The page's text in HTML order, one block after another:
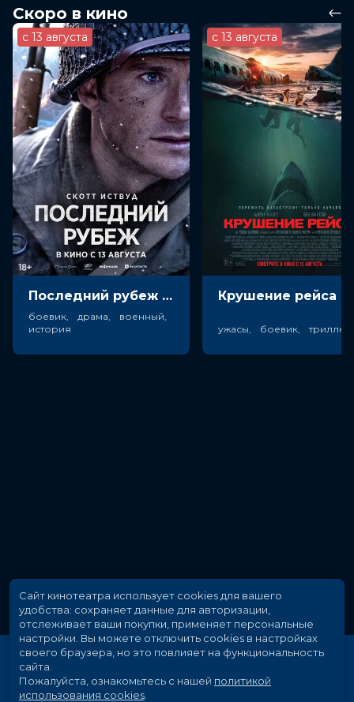
Скоро в кино
с 13 августа
Последний рубеж (18+)
боевик, драма, военный,
история
с 13 августа
ужасы, боевик, триллер
Сайт кинотеатра использует cookies для вашего
удобства: сохраняет данные для авторизации,
отслеживает ваши покупки, применяет персональные
настройки. Вы можете отключить cookies в настройках
своего браузера, но это повлияет на функциональность
сайта.
Пожалуйста, ознакомьтесь с нашей политикой
использования cookies